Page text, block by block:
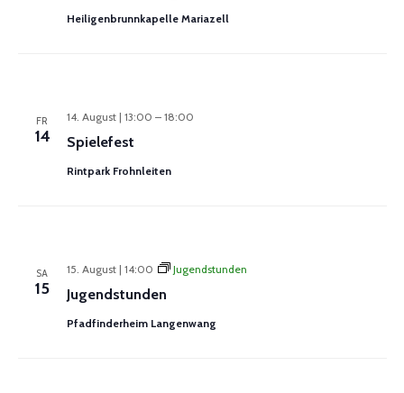
Heiligenbrunnkapelle Mariazell
FR
14 Spielefest
14. August | 13:00 – 18:00
Rintpark Frohnleiten
SA
15 Jugendstunden
15. August | 14:00 Jugendstunden
Pfadfinderheim Langenwang